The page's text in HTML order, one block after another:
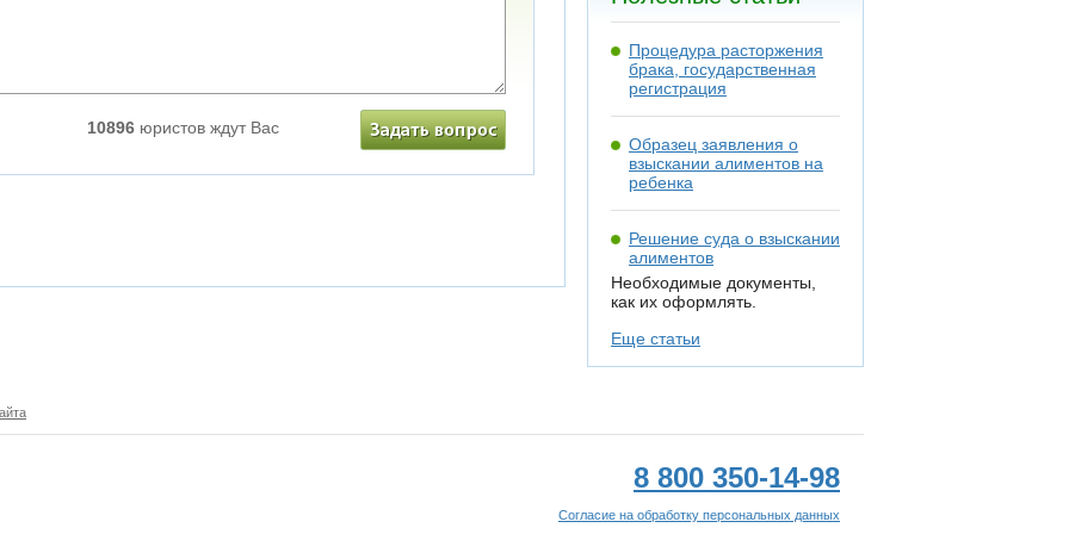
10896 юристов ждут Вас
Процедура расторжения
брака, государственная
регистрация
Образец заявления о
взыскании алиментов на
ребенка
Решение суда о взыскании
алиментов
Необходимые документы,
как их оформлять.
Еще статьи
8 800 350-14-98
Согласие на обработку персональных данных